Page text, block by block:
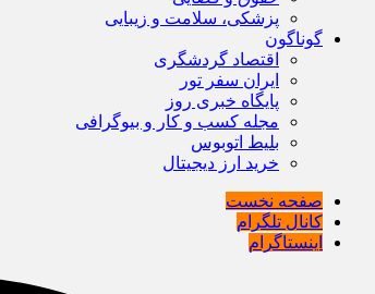
پزشکی، سلامت و زیبایی
گوناگون
اقتصاد گردشگری
ایران سفر تور
پایگاه خبری روز
مجله کسب و کار و بیوگرافی
بلیط اتوبوس
خرید ارز دیجیتال
صفحه نخست
کانال تلگرام
اینستاگرام